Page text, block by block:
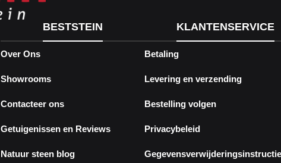
BESTSTEIN
Over Ons
Showrooms
Contacteer ons
Getuigenissen en Reviews
Natuur steen blog
KLANTENSERVICE
Betaling
Levering en verzending
Bestelling volgen
Privacybeleid